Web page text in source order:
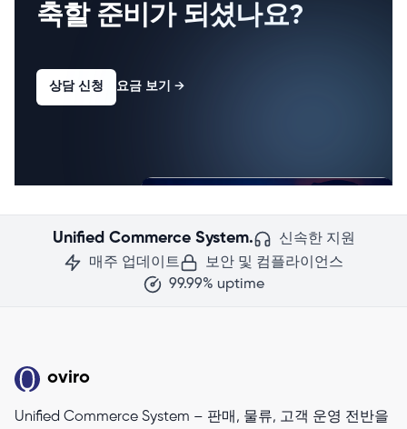
축할 준비가 되셨나요?
상담 신청 요금 보기 →
Unified Commerce System.
신속한 지원
매주 업데이트
보안 및 컴플라이언스
99.99% uptime
oviro
Unified Commerce System – 판매, 물류, 고객 운영 전반을